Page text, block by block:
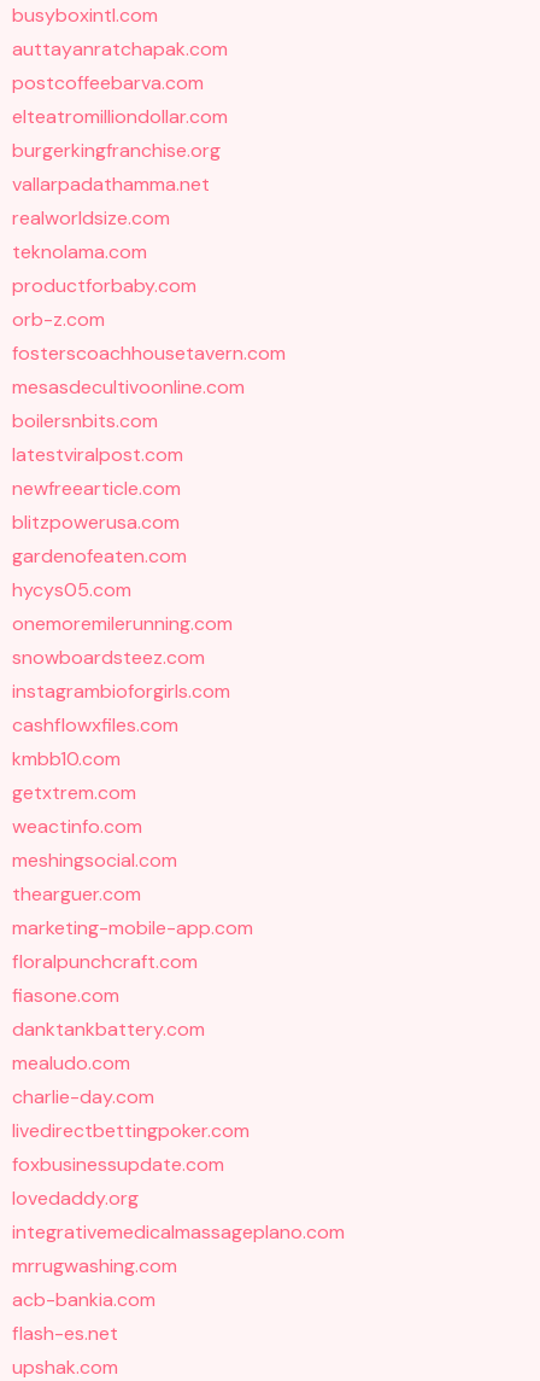
busyboxintl.com
auttayanratchapak.com
postcoffeebarva.com
elteatromilliondollar.com
burgerkingfranchise.org
vallarpadathamma.net
realworldsize.com
teknolama.com
productforbaby.com
orb-z.com
fosterscoachhousetavern.com
mesasdecultivoonline.com
boilersnbits.com
latestviralpost.com
newfreearticle.com
blitzpowerusa.com
gardenofeaten.com
hycys05.com
onemoremilerunning.com
snowboardsteez.com
instagrambioforgirls.com
cashflowxfiles.com
kmbb10.com
getxtrem.com
weactinfo.com
meshingsocial.com
thearguer.com
marketing-mobile-app.com
floralpunchcraft.com
fiasone.com
danktankbattery.com
mealudo.com
charlie-day.com
livedirectbettingpoker.com
foxbusinessupdate.com
lovedaddy.org
integrativemedicalmassageplano.com
mrrugwashing.com
acb-bankia.com
flash-es.net
upshak.com